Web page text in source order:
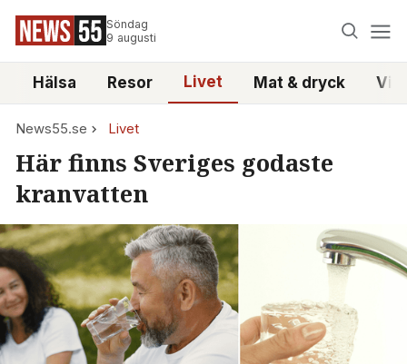
Söndag
9 augusti
Hälsa Resor Livet Mat & dryck
News55.se Livet
Här finns Sveriges godaste
kranvatten